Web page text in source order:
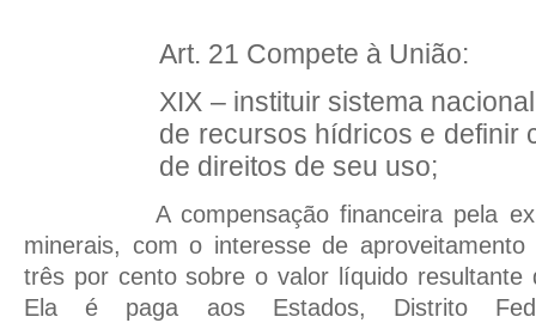
Art. 21 Compete à União:
XIX – instituir sistema
de recursos hídricos e definir
de direitos de seu uso;
A compensação financeira pela
minerais, com o interesse de
três por cento sobre o valor líquido resultante
Ela é paga aos Estados, Distrito